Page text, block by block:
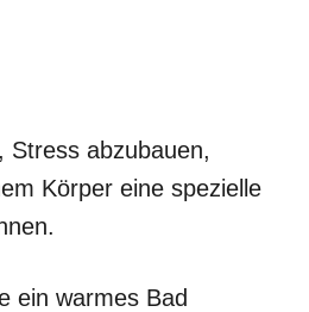
Stress abzubauen,
Körper eine spezielle
ein warmes Bad